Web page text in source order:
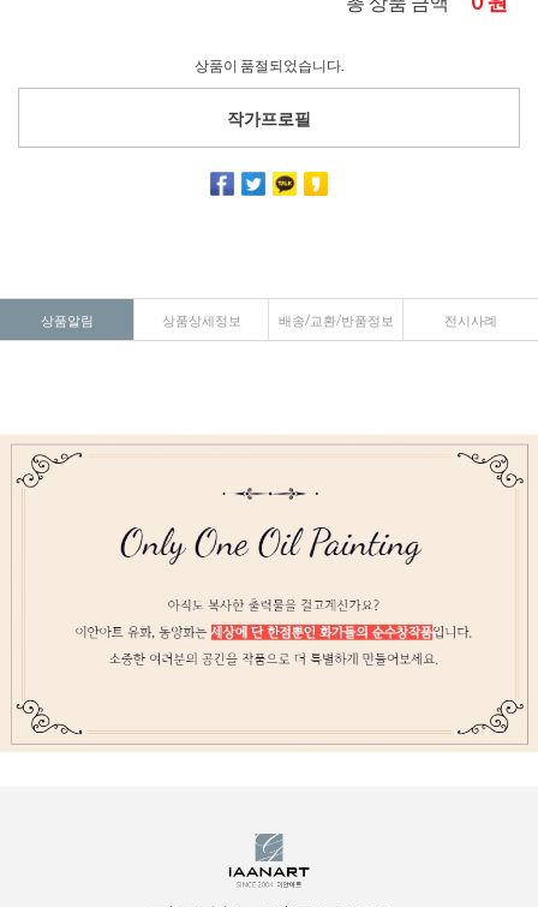
상품이 품절되었습니다.
작가프로필
상품알림 상품상세정보 배송/교환/반품정보 전시사례